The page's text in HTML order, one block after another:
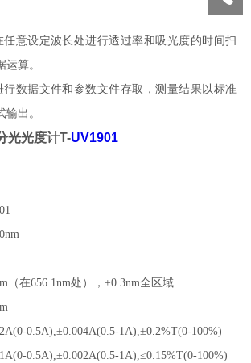
任意设定波长处进行透过率和吸光度的时间扫
运算。
数据文件和参数文件存取，测量结果以标准
出。
光光度计T-UV1901
（在656.1nm处），±0.3nm全区域
0.5A),±0.004A(0.5-1A),±0.2%T(0-100%)
0.5A),±0.002A(0.5-1A),≤0.15%T(0-100%)